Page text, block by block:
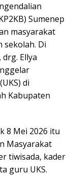
Sumenep
masyarakat
sekolah. Di
Ellya
di
Kabupaten
8 Mei 2026 itu
Masyarakat
tiwisada, kader
guru UKS.